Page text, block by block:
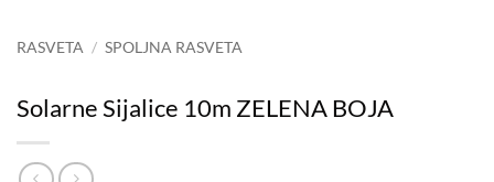
RASVETA / SPOLJNA RASVETA
Solarne Sijalice 10m ZELENA BOJA